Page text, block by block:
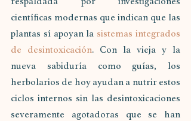
científicas modernas que indican que las
plantas sí apoyan la sistemas integrados
de desintoxicación. Con la vieja y la
nueva sabiduría como guías, los
herbolarios de hoy ayudan a nutrir estos
ciclos internos sin las desintoxicaciones
severamente agotadoras que se han